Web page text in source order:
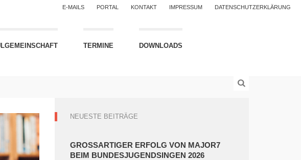
E-MAILS PORTAL KONTAKT IMPRESSUM DATENSCHUTZERKLÄRUNG
TERMINE DOWNLOADS
NEUESTE BEITRÄGE
GROSSARTIGER ERFOLG VON MAJOR7 B
EIM BUNDESJUGENDSINGEN 2026